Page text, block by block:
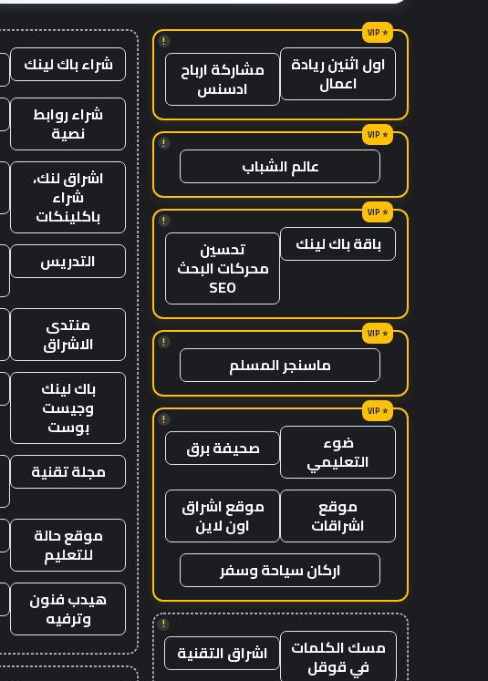
موطنها
!
اول اثنين ريادة
اعمال مشاركة ارباح
ادسنس
!
عالم الشباب
!
باقة باك لينك تحسين
محركات البحث
SEO
!
ماسنجر المسلم
!
ضوء
التعليمي صحيفة برق
موقع
اشراقات
موقع اشراق
اون لاين
اركان سياحة وسفر
!
مسك الكلمات
في قوقل اشراق التقنية
شراء باك لينك
شراء روابط
نصية
اشراق لنك،
شراء
باكلينكات
التدريس
منتدى
الاشراق
باك لينك
وجيست
بوست
مجلة تقنية
موقع حالة
للتعليم
هيدب فنون
وترفيه